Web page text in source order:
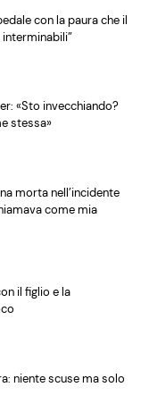
con la paura che il
«Sto invecchiando?
stessa»
morta nell’incidente
come mia
il figlio e la
niente scuse ma solo